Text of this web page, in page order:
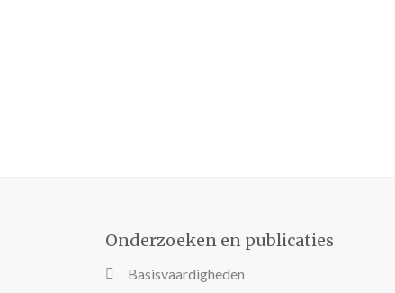
Onderzoeken en publicaties
Basisvaardigheden